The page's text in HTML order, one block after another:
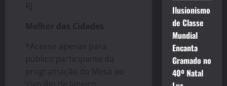
RJ
Melhor das Cidades
*Acesso apenas para
público participante da
programação do Mesa ao
Ilusionismo
de Classe
Mundial
Encanta
Gramado no
40º Natal